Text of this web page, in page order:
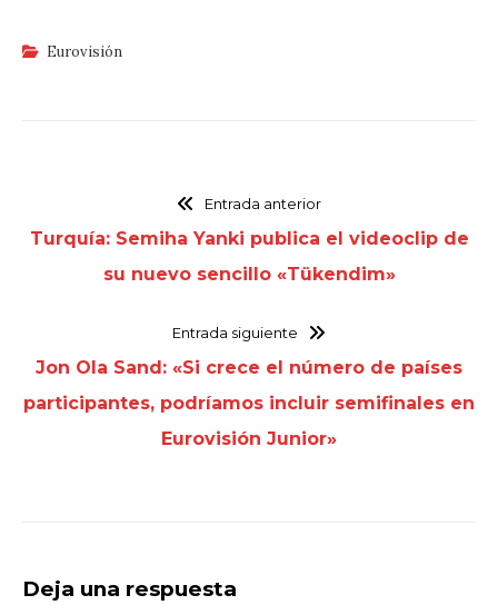
Eurovisión
Entrada anterior
Turquía: Semiha Yanki publica el videoclip de
su nuevo sencillo «Tükendim»
Entrada siguiente
Jon Ola Sand: «Si crece el número de países
participantes, podríamos incluir semifinales en
Eurovisión Junior»
Deja una respuesta